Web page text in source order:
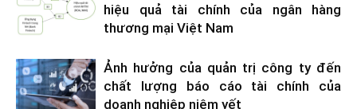
hiệu quả tài chính của ngân hàng
thương mại Việt Nam
Ảnh hưởng của quản trị công ty đến
chất lượng báo cáo tài chính của
doanh nghiệp niêm yết